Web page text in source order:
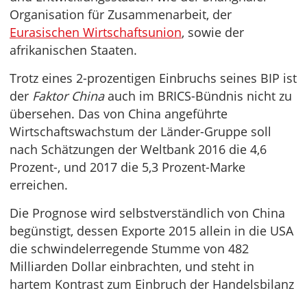
Organisation für Zusammenarbeit, der
Eurasischen Wirtschaftsunion, sowie der
afrikanischen Staaten.
Trotz eines 2-prozentigen Einbruchs seines BIP ist
der Faktor Chinaauch im BRICS-Bündnis nicht zu
übersehen. Das von China angeführte
Wirtschaftswachstum der Länder-Gruppe soll
nach Schätzungen der Weltbank 2016 die 4,6
Prozent-, und 2017 die 5,3 Prozent-Marke
erreichen.
Die Prognose wird selbstverständlich von China
begünstigt, dessen Exporte 2015 allein in die USA
die schwindelerregende Stumme von 482
Milliarden Dollar einbrachten, und steht in
hartem Kontrast zum Einbruch der Handelsbilanz